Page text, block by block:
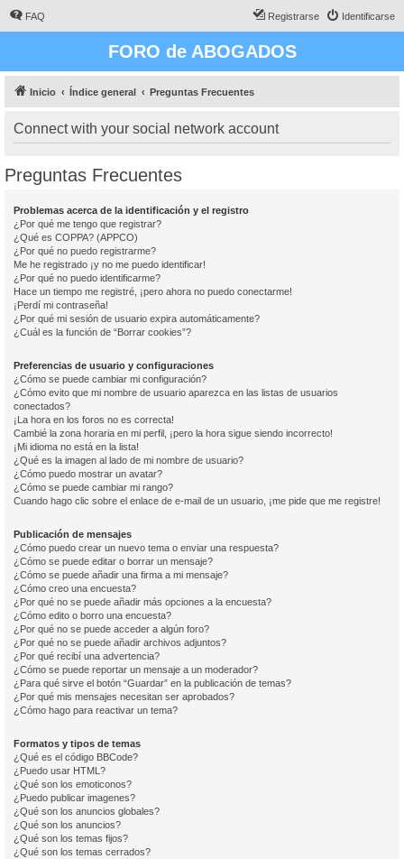
FAQ Identificarse
Registrarse
FORO de ABOGADOS
Inicio Índice general Preguntas Frecuentes
Connect with your social network account
Preguntas Frecuentes
Problemas acerca de la identificación y el registro
¿Por qué me tengo que registrar?
¿Qué es COPPA? (APPCO)
¿Por qué no puedo registrarme?
Me he registrado ¡y no me puedo identificar!
¿Por qué no puedo identificarme?
Hace un tiempo me registré, ¡pero ahora no puedo conectarme!
¡Perdí mi contraseña!
¿Por qué mi sesión de usuario expira automáticamente?
¿Cuál es la función de “Borrar cookies”?
Preferencias de usuario y configuraciones
¿Cómo se puede cambiar mi configuración?
¿Cómo evito que mi nombre de usuario aparezca en las listas de usuarios
conectados?
¡La hora en los foros no es correcta!
Cambié la zona horaria en mi perfil, ¡pero la hora sigue siendo incorrecto!
¡Mi idioma no está en la lista!
¿Qué es la imagen al lado de mi nombre de usuario?
¿Cómo puedo mostrar un avatar?
¿Cómo se puede cambiar mi rango?
Cuando hago clic sobre el enlace de e-mail de un usuario, ¡me pide que me registre!
Publicación de mensajes
¿Cómo puedo crear un nuevo tema o enviar una respuesta?
¿Cómo se puede editar o borrar un mensaje?
¿Cómo se puede añadir una firma a mi mensaje?
¿Cómo creo una encuesta?
¿Por qué no se puede añadir más opciones a la encuesta?
¿Cómo edito o borro una encuesta?
¿Por qué no se puede acceder a algún foro?
¿Por qué no se puede añadir archivos adjuntos?
¿Por qué recibí una advertencia?
¿Cómo se puede reportar un mensaje a un moderador?
¿Para qué sirve el botón “Guardar” en la publicación de temas?
¿Por qué mis mensajes necesitan ser aprobados?
¿Cómo hago para reactivar un tema?
Formatos y tipos de temas
¿Qué es el código BBCode?
¿Puedo usar HTML?
¿Qué son los emoticonos?
¿Puedo publicar imagenes?
¿Qué son los anuncios globales?
¿Qué son los anuncios?
¿Qué son los temas fijos?
¿Qué son los temas cerrados?